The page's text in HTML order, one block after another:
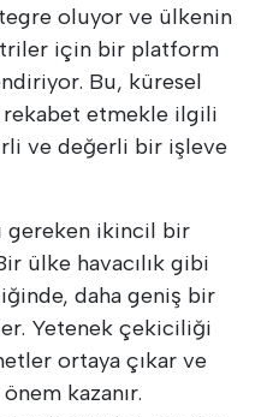
oluyor ve ülkenin
için bir platform
Bu, küresel
etmekle ilgili
ve değerli bir işleve
gereken ikincil bir
ülke havacılık gibi
daha geniş bir
Yetenek çekiciliği
ortaya çıkar ve
kazanır.